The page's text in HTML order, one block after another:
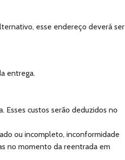
esse endereço deverá ser
entrega.
Esses custos serão deduzidos no
ou incompleto, inconformidade
no momento da reentrada em